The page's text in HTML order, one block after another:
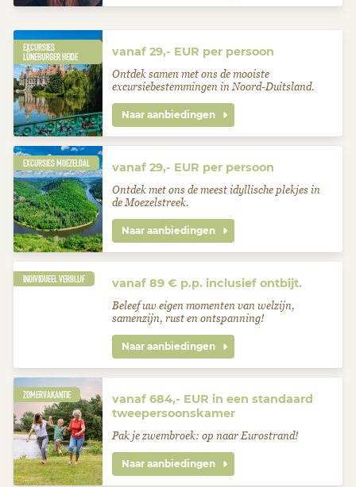
EXCURSIES
LÜNEBURGER HEIDE
vanaf 29,- EUR per persoon
Ontdek samen met ons de mooiste
excursiebestemmingen in Noord-Duitsland.
Naar aanbiedingen
EXCURSIES MOEZELDAL vanaf 29,- EUR per persoon
Ontdek met ons de meest idyllische plekjes in
de Moezelstreek.
Naar aanbiedingen
INDIVIDUEEL VERBLIJF vanaf 89 € p.p. inclusief ontbijt.
Beleef uw eigen momenten van welzijn,
samenzijn, rust en ontspanning!
Naar aanbiedingen
ZOMERVAKANTIE
vanaf 684,- EUR in een standaard
tweepersoonskamer
Pak je zwembroek: op naar Eurostrand!
Naar aanbiedingen